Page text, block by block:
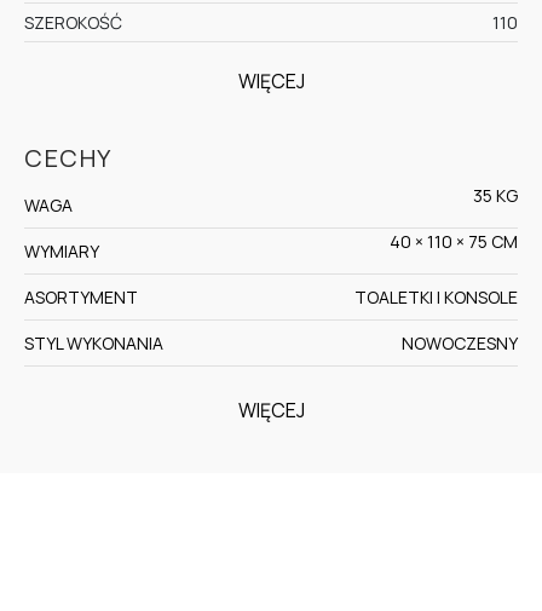
SZEROKOŚĆ
110
WIĘCEJ
CECHY
WAGA 35 KG
WYMIARY 40 × 110 × 75 CM
ASORTYMENT
TOALETKI I KONSOLE
STYL WYKONANIA
NOWOCZESNY
WIĘCEJ